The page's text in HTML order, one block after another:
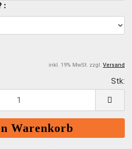
:
inkl. 19% MwSt. zzgl. Versand
Stk: